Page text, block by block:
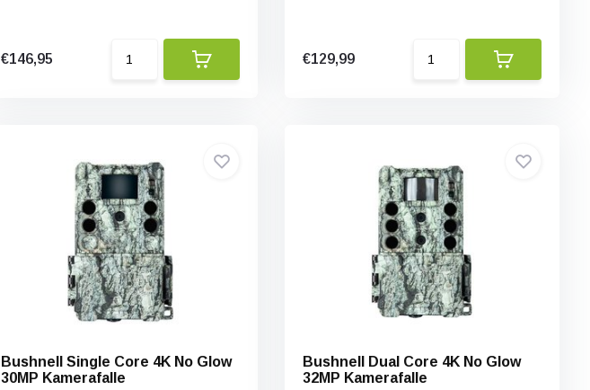
€146,95 €129,99
Bushnell Single Core 4K No Glow
30MP Kamerafalle
Bushnell Dual Core 4K No Glow
32MP Kamerafalle